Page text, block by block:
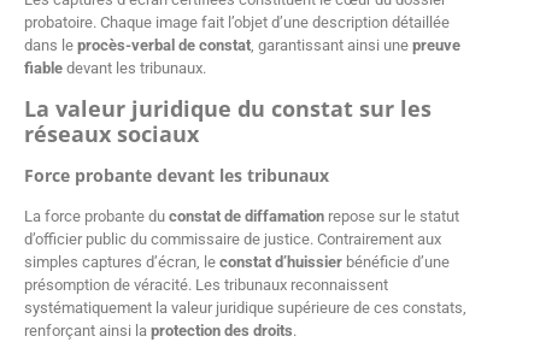
probatoire. Chaque image fait l’objet d’une description détaillée
dans le procès-verbal de constat , garantissant ainsi une preuve
fiable devant les tribunaux.
La valeur juridique du constat sur les
réseaux sociaux
Force probante devant les tribunaux
La force probante du constat de diffamation repose sur le statut
d’officier public du commissaire de justice. Contrairement aux
simples captures d’écran, le constat d’huissier bénéficie d’une
présomption de véracité. Les tribunaux reconnaissent
systématiquement la valeur juridique supérieure de ces constats,
renforçant ainsi la protection des droits.